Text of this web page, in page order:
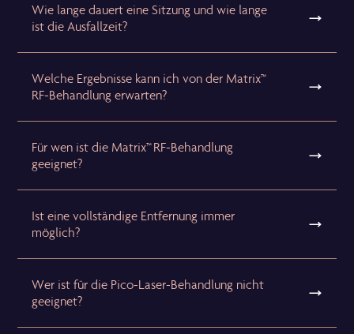
Wie lange dauert eine Sitzung und wie lange
ist die Ausfallzeit?
Welche Ergebnisse kann ich von der Matrix™
RF-Behandlung erwarten?
Für wen ist die Matrix™ RF-Behandlung
geeignet?
Ist eine vollständige Entfernung immer
möglich?
Wer ist für die Pico-Laser-Behandlung nicht
geeignet?